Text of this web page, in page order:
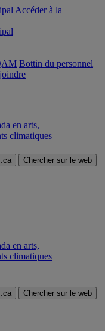
Accéder à la
Bottin du personnel
en arts,
climatiques
Chercher sur le web
en arts,
climatiques
Chercher sur le web